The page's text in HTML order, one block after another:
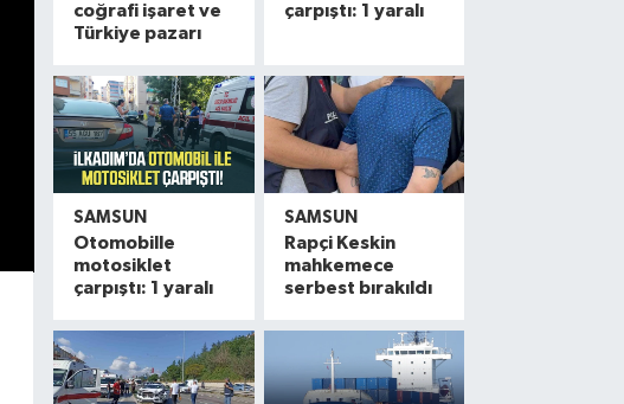
coğrafi işaret ve
Türkiye pazarı
çarpıştı: 1 yaralı
SAMSUN
Otomobille
motosiklet
çarpıştı: 1 yaralı
SAMSUN
Rapçi Keskin
mahkemece
serbest bırakıldı